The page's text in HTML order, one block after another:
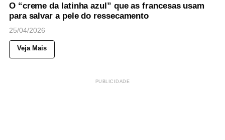
O “creme da latinha azul” que as francesas usam
para salvar a pele do ressecamento
25/04/2026
Veja Mais
PUBLICIDADE